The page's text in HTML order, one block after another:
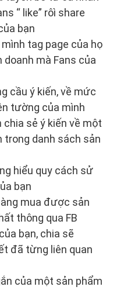
“ like” rôì share
bạn
tag page của họ
doanh mà Fans của
cầu ý kiến, về mức
tường của mình
chia sẻ ý kiến về một
trong danh sách sản
hiểu quy cách sử
bạn
mua được sản
thông qua FB
bạn, chia sẽ
đã từng liên quan
của một sản phẩm